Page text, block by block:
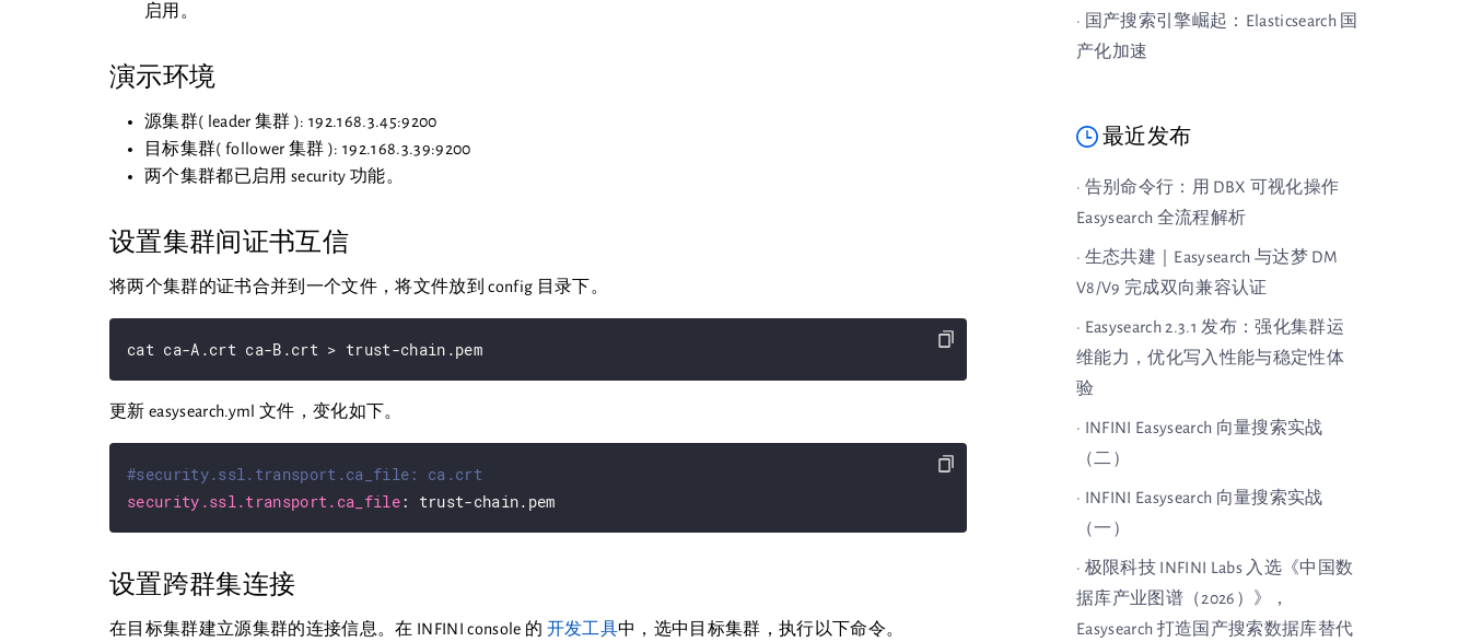
启用。
演示环境
源集群( leader 集群 ): 192.168.3.45:9200
目标集群( follower 集群 ): 192.168.3.39:9200
两个集群都已启用 security 功能。
设置集群间证书互信
将两个集群的证书合并到一个文件，将文件放到 config 目录下。
cat ca-A.crt ca-B.crt > trust-chain.pem
更新 easysearch.yml 文件，变化如下。
#security.ssl.transport.ca_file: ca.crt
security.ssl.transport.ca_file
设置跨群集连接
在目标集群建立源集群的连接信息。在 INFINI console 的 开发工具中，选中目标集群，执行以下命令。
· 国产搜索引擎崛起：Elasticsearch 国
产化加速
最近发布
· 告别命令行：用 DBX 可视化操作
Easysearch 全流程解析
· 生态共建｜Easysearch 与达梦 DM
V8/V9 完成双向兼容认证
· Easysearch 2.3.1 发布：强化集群运
维能力，优化写入性能与稳定性体
验
· INFINI Easysearch 向量搜索实战
（二）
· INFINI Easysearch 向量搜索实战
（一）
· 极限科技 INFINI Labs 入选《中国数
据库产业图谱（2026）》，
Easysearch 打造国产搜索数据库替代